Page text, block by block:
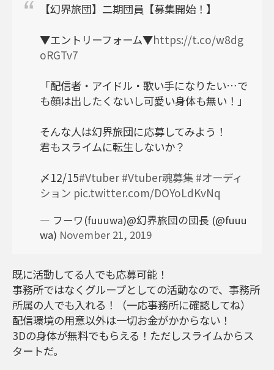
【幻界旅団】二期団員【募集開始！】
▼エントリーフォーム▼https://t.co/w8dg
oRGTv7
「配信者・アイドル・歌い手になりたい…で
も顔は出したくないし可愛い身体も無い！」
そんな人は幻界旅団に応募してみよう！
君もスライムに転生しないか？
〆12/15#Vtuber #Vtuber魂募集 #オーディ
ション pic.twitter.com/DOYoLdKvNq
— フーワ(fuuuwa)@幻界旅団の団長 (@fuuu
wa) November 21, 2019
既に活動してる人でも応募可能！
事務所ではなくグループとしての活動なので、事務所
所属の人でも入れる！（一応事務所に確認してね）
配信環境の用意以外は一切お金がかからない！
3Dの身体が無料でもらえる！ただしスライムからス
タートだ。